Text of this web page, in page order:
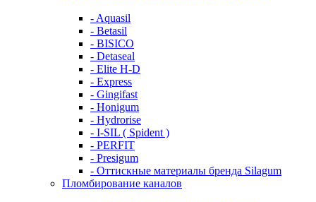
- Aquasil
- Betasil
- BISICO
- Detaseal
- Elite H-D
- Express
- Gingifast
- Honigum
- Hydrorise
- I-SIL ( Spident )
- PERFIT
- Presigum
- Оттискные материалы бренда Silagum
Пломбирование каналов